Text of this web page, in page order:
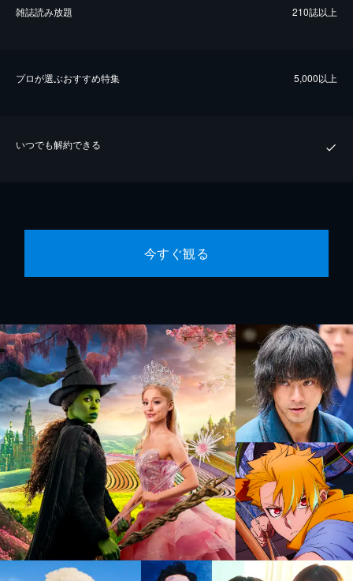
雑誌読み放題 210誌以上
プロが選ぶおすすめ特集 5,000以上
いつでも解約できる
今すぐ観る